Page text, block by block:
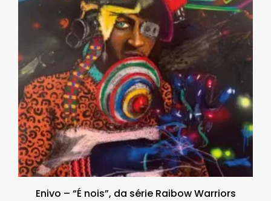
Enivo – “É nois”, da série Raibow Warriors